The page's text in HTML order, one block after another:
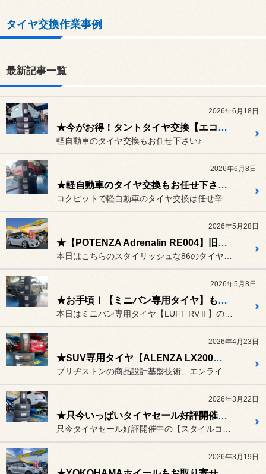
タイヤ交換作業事例
最新記事一覧
2026年6月18日
★今がお得！タントタイヤ交換【エコピアNH200C】★
軽自動車のタイヤ交換もお任せ下さい♪
2026年6月8日
★軽自動車のタイヤ交換もお任せ下さい♪【スバル プレオ】【エコピア NH200C】★
2026年5月28日
★【POTENZA Adrenalin RE004】旧モデルでお得にタイヤ交換♪【トヨタ 86 ZN6】★
2026年5月8日
★お手頃！【ミニバン専用タイヤ】もお任せ下さい★
2026年4月23日
★SUV専用タイヤ【ALENZA LX200】大人気です♪★
2026年3月22日
★只今いっぱいタイヤセール好評開催中のズームは連休中日も沢山のタイヤを交換頂きました♪★
2026年3月19日